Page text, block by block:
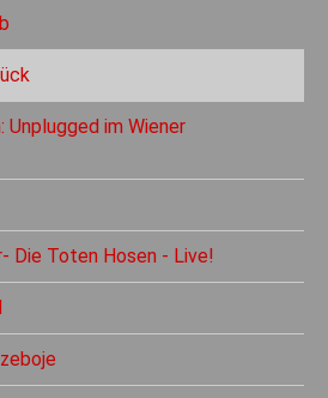
Unplugged im Wiener
Die Toten Hosen - Live!